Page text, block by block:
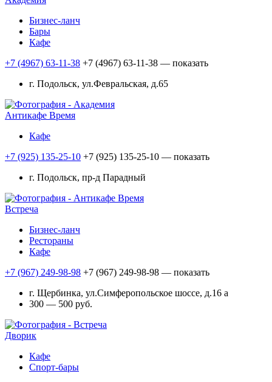
Бизнес-ланч
Бары
Кафе
+7 (4967) 63-11-38 +7 (4967) 63-11-38 — показать
г. Подольск, ул.Февральская, д.65
Антикафе Время
Кафе
+7 (925) 135-25-10 +7 (925) 135-25-10 — показать
г. Подольск, пр-д Парадный
Встреча
Бизнес-ланч
Рестораны
Кафе
+7 (967) 249-98-98 +7 (967) 249-98-98 — показать
г. Щербинка, ул.Симферопольское шоссе, д.16 а
300 — 500 руб.
Дворик
Кафе
Спорт-бары